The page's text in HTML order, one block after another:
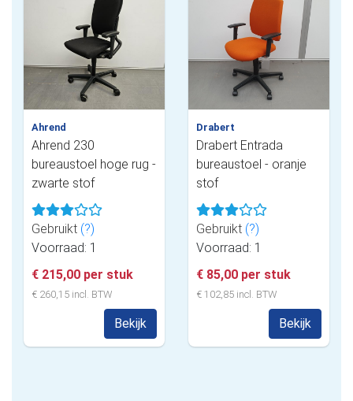
Ahrend
Ahrend 230
bureaustoel hoge rug -
zwarte stof
Gebruikt (?)
Voorraad: 1
€ 215,00 per stuk
€ 260,15 incl. BTW
Bekijk
Drabert
Drabert Entrada
bureaustoel - oranje
stof
Gebruikt (?)
Voorraad: 1
€ 85,00 per stuk
€ 102,85 incl. BTW
Bekijk